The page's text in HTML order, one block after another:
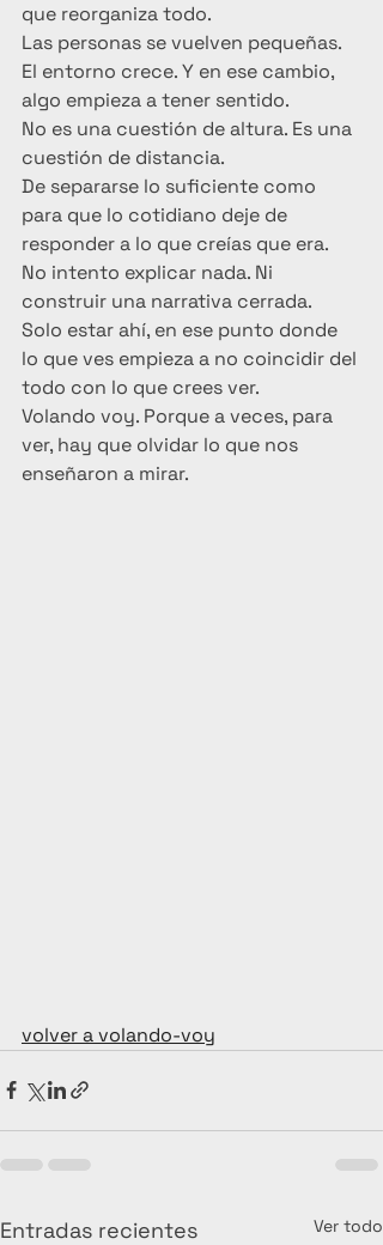
que reorganiza todo.
Las personas se vuelven pequeñas.
El entorno crece. Y en ese cambio,
algo empieza a tener sentido.
No es una cuestión de altura. Es una
cuestión de distancia.
De separarse lo suficiente como
para que lo cotidiano deje de
responder a lo que creías que era.
No intento explicar nada. Ni
construir una narrativa cerrada.
Solo estar ahí, en ese punto donde
lo que ves empieza a no coincidir del
todo con lo que crees ver.
Volando voy. Porque a veces, para
ver, hay que olvidar lo que nos
enseñaron a mirar.
volver a volando-voy
Entradas recientes Ver todo